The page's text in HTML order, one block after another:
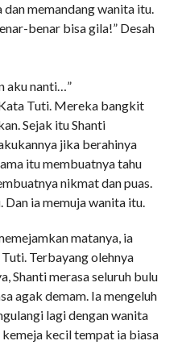
memandang wanita itu.
benar bisa gila!” Desah
aku nanti…”
Tuti. Mereka bangkit
Sejak itu Shanti
jika berahinya
itu membuatnya tahu
nikmat dan puas.
ia memuja wanita itu.
matanya, ia
Terbayang olehnya
Shanti merasa seluruh bulu
agak demam. Ia mengeluh
lagi dengan wanita
kecil tempat ia biasa